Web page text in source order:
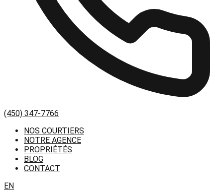
(450) 347-7766
NOS COURTIERS
NOTRE AGENCE
PROPRIÉTÉS
BLOG
CONTACT
EN